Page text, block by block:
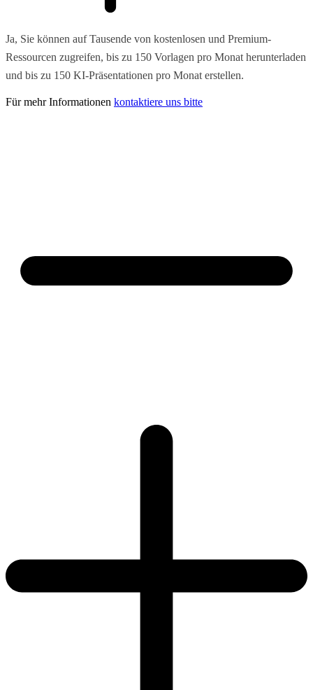
Ja, Sie können auf Tausende von kostenlosen und Premium-
Ressourcen zugreifen, bis zu 150 Vorlagen pro Monat herunterladen
und bis zu 150 KI-Präsentationen pro Monat erstellen.
Für mehr Informationen kontaktiere uns bitte